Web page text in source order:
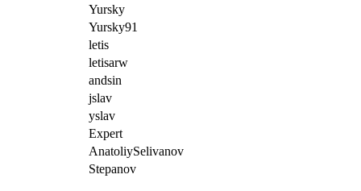
Yursky
Yursky91
letis
letisarw
andsin
jslav
yslav
Expert
AnatoliySelivanov
Stepanov